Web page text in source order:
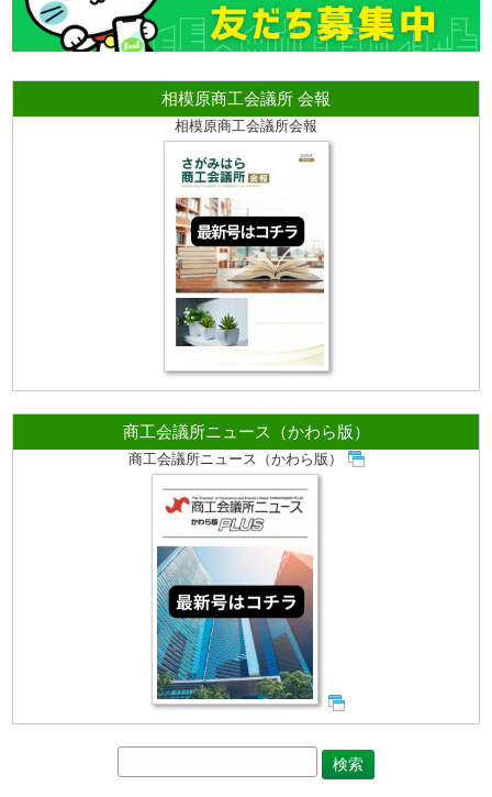
相模原商工会議所 会報
相模原商工会議所会報
商工会議所ニュース（かわら版）
商工会議所ニュース（かわら版）